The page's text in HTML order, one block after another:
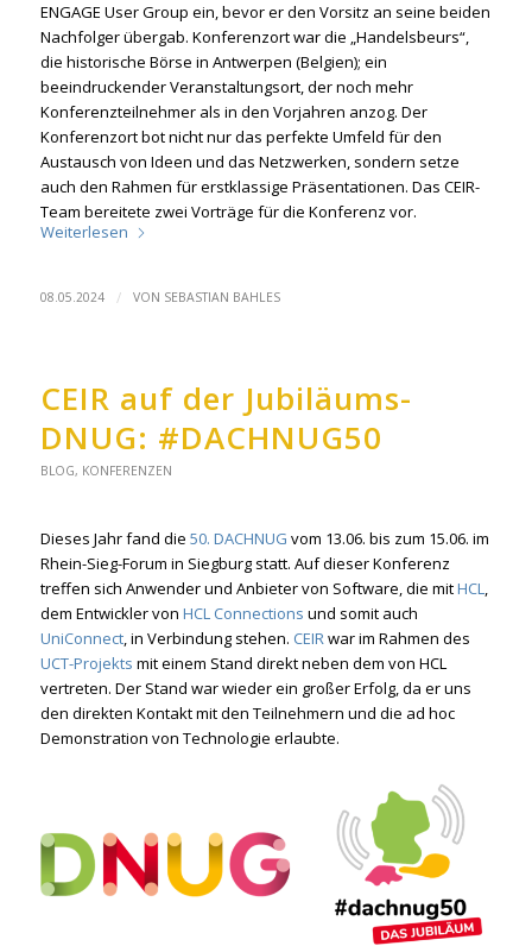
ENGAGE User Group ein, bevor er den Vorsitz an seine beiden
Nachfolger übergab. Konferenzort war die „Handelsbeurs“,
die historische Börse in Antwerpen (Belgien); ein
beeindruckender Veranstaltungsort, der noch mehr
Konferenzteilnehmer als in den Vorjahren anzog. Der
Konferenzort bot nicht nur das perfekte Umfeld für den
Austausch von Ideen und das Netzwerken, sondern setze
auch den Rahmen für erstklassige Präsentationen. Das CEIR-
Team bereitete zwei Vorträge für die Konferenz vor.
Weiterlesen
08.05.2024 / VON SEBASTIAN BAHLES
CEIR auf der Jubiläums-
DNUG: #DACHNUG50
BLOG, KONFERENZEN
Dieses Jahr fand die 50. DACHNUG vom 13.06. bis zum 15.06. im
Rhein-Sieg-Forum in Siegburg statt. Auf dieser Konferenz
treffen sich Anwender und Anbieter von Software, die mitHCL,
dem Entwickler von HCL Connections und somit auch
UniConnect, in Verbindung stehen. CEIRwar im Rahmen des
UCT-Projekts mit einem Stand direkt neben dem von HCL
vertreten. Der Stand war wieder ein großer Erfolg, da er uns
den direkten Kontakt mit den Teilnehmern und die ad hoc
Demonstration von Technologie erlaubte.